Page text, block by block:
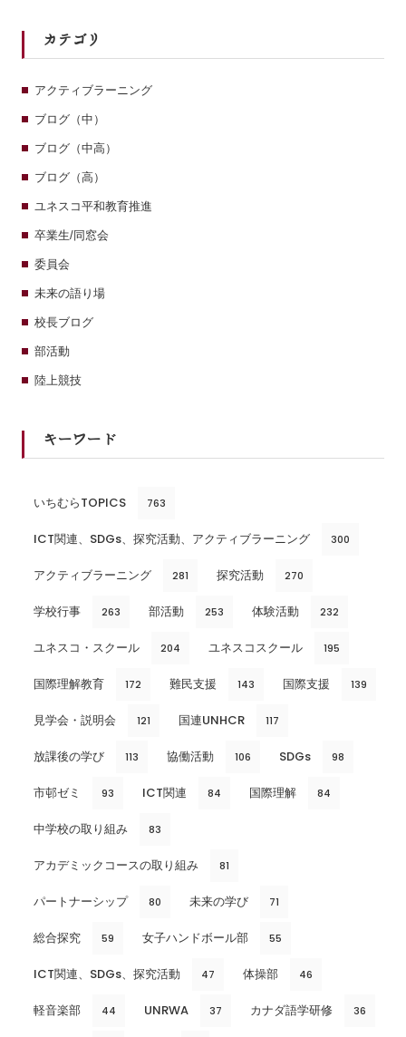
カテゴリ
アクティブラーニング
ブログ（中）
ブログ（中高）
ブログ（高）
ユネスコ平和教育推進
卒業生/同窓会
委員会
未来の語り場
校長ブログ
部活動
陸上競技
キーワード
いちむらTOPICS 763
ICT関連、SDGs、探究活動、アクティブラーニング 300
アクティブラーニング 281 探究活動 270
学校行事 263 部活動 253 体験活動 232
ユネスコ・スクール 204 ユネスコスクール 195
国際理解教育 172 難民支援 143 国際支援 139
見学会・説明会 121 国連UNHCR 117
放課後の学び 113 協働活動 106 SDGs 98
市邨ゼミ 93 ICT関連 84 国際理解 84
中学校の取り組み 83
アカデミックコースの取り組み 81
パートナーシップ 80 未来の学び 71
総合探究 59 女子ハンドボール部 55
ICT関連、SDGs、探究活動 47 体操部 46
軽音楽部 44 UNRWA 37 カナダ語学研修 36